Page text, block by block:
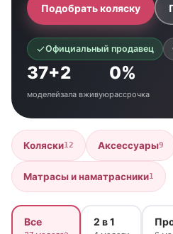
Подобрать коляску
Официальный продавец
37+
моделей
2
зала вживую
0%
рассрочка
Коляски12 Аксессуары9
Матрасы и наматрасники1
Все 2 в 1